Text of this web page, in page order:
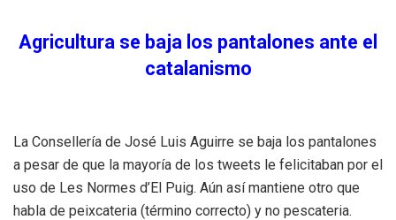
Agricultura se baja los pantalones ante el
catalanismo
La Consellería de José Luis Aguirre se baja los pantalones
a pesar de que la mayoría de los tweets le felicitaban por el
uso de Les Normes d’El Puig. Aún así mantiene otro que
habla de peixcateria (término correcto) y no pescateria.